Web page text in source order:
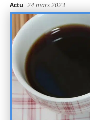
Actu 24 mars 2023